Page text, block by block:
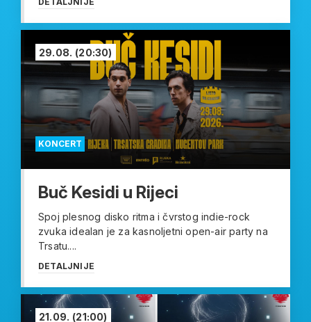
KONCERT
29.08. (20:30)
Buč Kesidi u Rijeci
Spoj plesnog disko ritma i čvrstog indie-rock
zvuka idealan je za kasnoljetni open-air party na
Trsatu....
DETALJNIJE
21.09. (21:00)